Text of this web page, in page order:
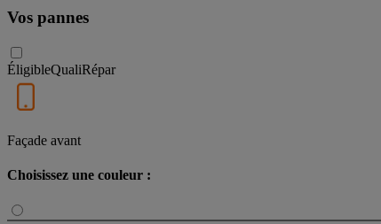
Vos pannes
ÉligibleQualiRépar
Façade avant
Choisissez une couleur :